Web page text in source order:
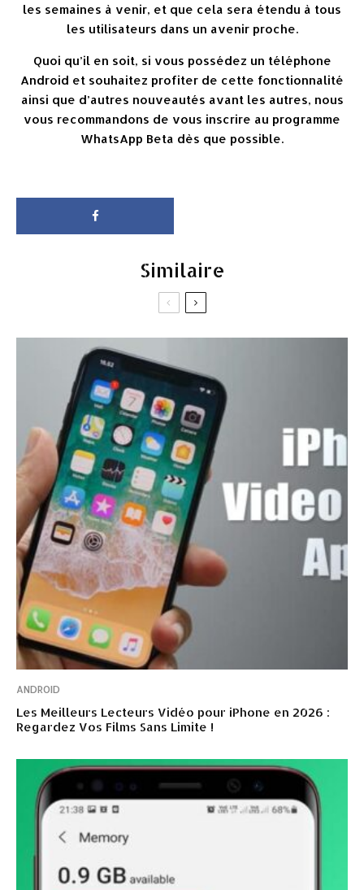
les semaines à venir, et que cela sera étendu à tous
les utilisateurs dans un avenir proche.
Quoi qu’il en soit, si vous possédez un téléphone
Android et souhaitez profiter de cette fonctionnalité
ainsi que d’autres nouveautés avant les autres, nous
vous recommandons de vous inscrire au programme
WhatsApp Beta dès que possible.
Similaire
ANDROID
Les Meilleurs Lecteurs Vidéo pour iPhone en 2026 :
Regardez Vos Films Sans Limite !